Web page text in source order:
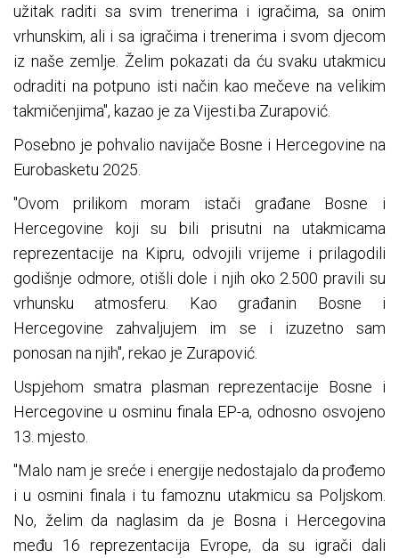
užitak raditi sa svim trenerima i igračima, sa onim
vrhunskim, ali i sa igračima i trenerima i svom djecom
iz naše zemlje. Želim pokazati da ću svaku utakmicu
odraditi na potpuno isti način kao mečeve na velikim
takmičenjima", kazao je za Vijesti.ba Zurapović.
Posebno je pohvalio navijače Bosne i Hercegovine na
Eurobasketu 2025.
"Ovom prilikom moram istači građane Bosne i
Hercegovine koji su bili prisutni na utakmicama
reprezentacije na Kipru, odvojili vrijeme i prilagodili
godišnje odmore, otišli dole i njih oko 2.500 pravili su
vrhunsku atmosferu. Kao građanin Bosne i
Hercegovine zahvaljujem im se i izuzetno sam
ponosan na njih", rekao je Zurapović.
Uspjehom smatra plasman reprezentacije Bosne i
Hercegovine u osminu finala EP-a, odnosno osvojeno
13. mjesto.
"Malo nam je sreće i energije nedostajalo da prođemo
i u osmini finala i tu famoznu utakmicu sa Poljskom.
No, želim da naglasim da je Bosna i Hercegovina
među 16 reprezentacija Evrope, da su igrači dali